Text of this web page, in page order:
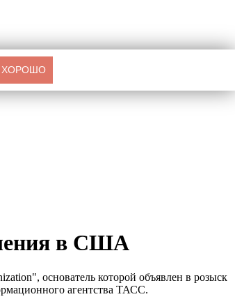
в США
основатель которой объявлен в розыск
агентства ТАСС.
ХОРОШО